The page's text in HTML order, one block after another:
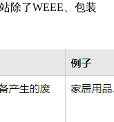
除了WEEE、包装